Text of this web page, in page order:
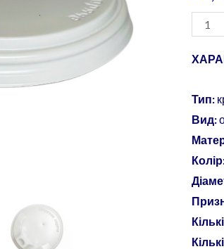
100
шт/
уп
Тип:
Вид: